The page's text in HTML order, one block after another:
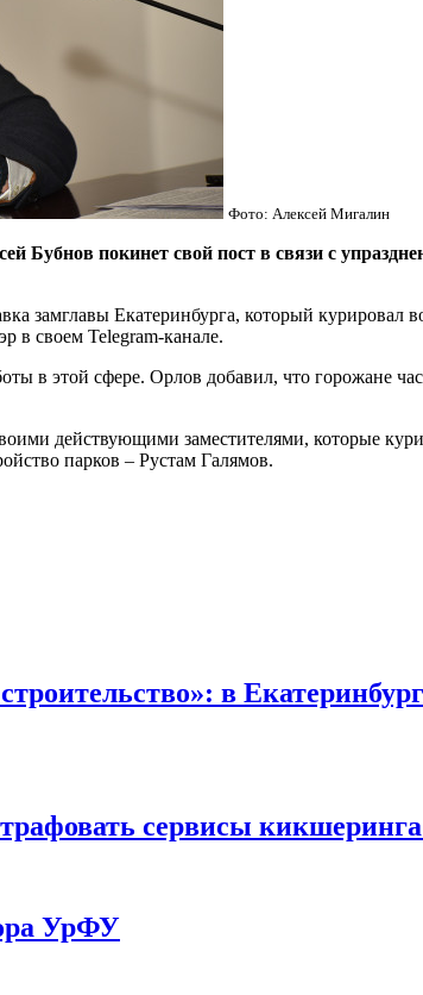
Фото: Алексей Мигалин
покинет свой пост в связи с
замглавы Екатеринбурга, который курировал
в своем Telegram-канале.
в этой сфере. Орлов добавил, что горожане
действующими заместителями, которые
парков – Рустам Галямов.
в
сервисы
УрФУ